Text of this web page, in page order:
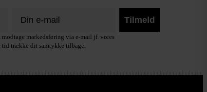
Tilmeld
markedsføring via e-mail jf. vores
tid trække dit samtykke tilbage.